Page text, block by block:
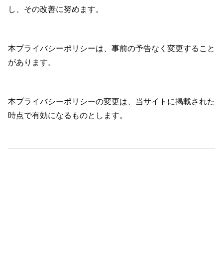
し、その改善に努めます。
本プライバシーポリシーは、事前の予告なく変更すること
があります。
本プライバシーポリシーの変更は、当サイトに掲載された
時点で有効になるものとします。